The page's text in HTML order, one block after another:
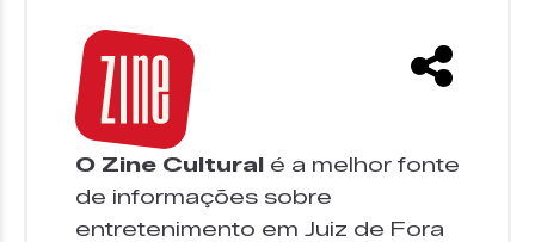
O Zine Cultural é a melhor fonte
de informações sobre
entretenimento em Juiz de Fora